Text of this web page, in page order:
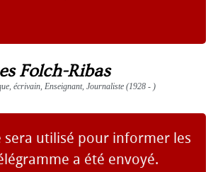
Folch-Ribas
écrivain, Enseignant, Journaliste (1928 - )
sera utilisé pour informer les
a été envoyé.